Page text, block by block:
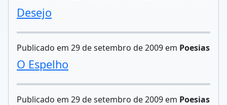
Desejo
Publicado em 29 de setembro de 2009 em Poesias
O Espelho
Publicado em 29 de setembro de 2009 em Poesias